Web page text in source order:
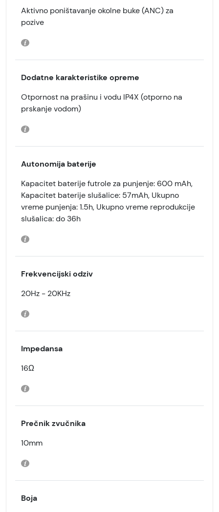
Aktivno poništavanje okolne buke (ANC) za
pozive
Dodatne karakteristike opreme
Otpornost na prašinu i vodu IP4X (otporno na
prskanje vodom)
Autonomija baterije
Kapacitet baterije futrole za punjenje: 600 mAh,
Kapacitet baterije slušalice: 57mAh, Ukupno
vreme punjenja: 1.5h, Ukupno vreme reprodukcije
slušalica: do 36h
Frekvencijski odziv
20Hz - 20KHz
Impedansa
16Ω
Prečnik zvučnika
10mm
Boja